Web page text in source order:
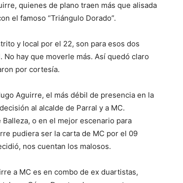
quienes de plano traen más que alisada
el famoso “Triángulo Dorado”.
y local por el 22, son para esos dos
hay que moverle más. Así quedó claro
por cortesía.
Aguirre, el más débil de presencia en la
al alcalde de Parral y a MC.
o en el mejor escenario para
pudiera ser la carta de MC por el 09
nos cuentan los malosos.
a MC es en combo de ex duartistas,